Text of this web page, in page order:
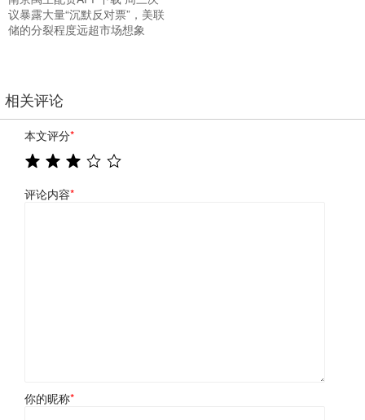
议暴露大量“沉默反对票”，美联
储的分裂程度远超市场想象
相关评论
本文评分*
评论内容*
你的昵称*